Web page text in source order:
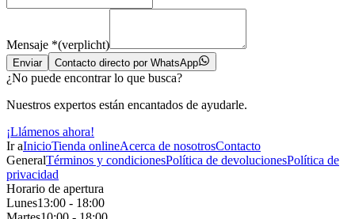
Mensaje *(verplicht)
Enviar Contacto directo por WhatsApp
¿No puede encontrar lo que busca?
Nuestros expertos están encantados de ayudarle.
¡Llámenos ahora!
Ir aInicioTienda onlineAcerca de nosotrosContacto
GeneralTérminos y condicionesPolítica de devolucionesPolítica de
privacidad
Horario de apertura
Lunes13:00 - 18:00